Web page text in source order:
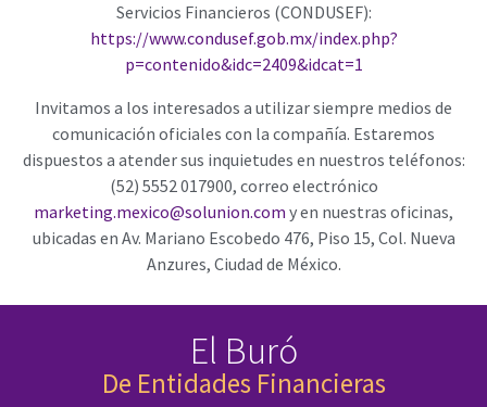
Servicios Financieros (CONDUSEF):
https://www.condusef.gob.mx/index.php?
p=contenido&idc=2409&idcat=1
Invitamos a los interesados a utilizar siempre medios de
comunicación oficiales con la compañía. Estaremos
dispuestos a atender sus inquietudes en nuestros teléfonos:
(52) 5552 017900, correo electrónico
marketing.mexico@solunion.com y en nuestras oficinas,
ubicadas en Av. Mariano Escobedo 476, Piso 15, Col. Nueva
Anzures, Ciudad de México.
El Buró
De Entidades Financieras